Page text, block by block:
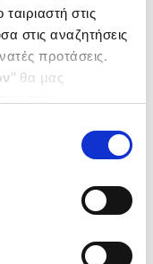
στις
στις αναζητήσεις
προτάσεις.
’’ θα μας
παρακάτω με την
σχετικά με